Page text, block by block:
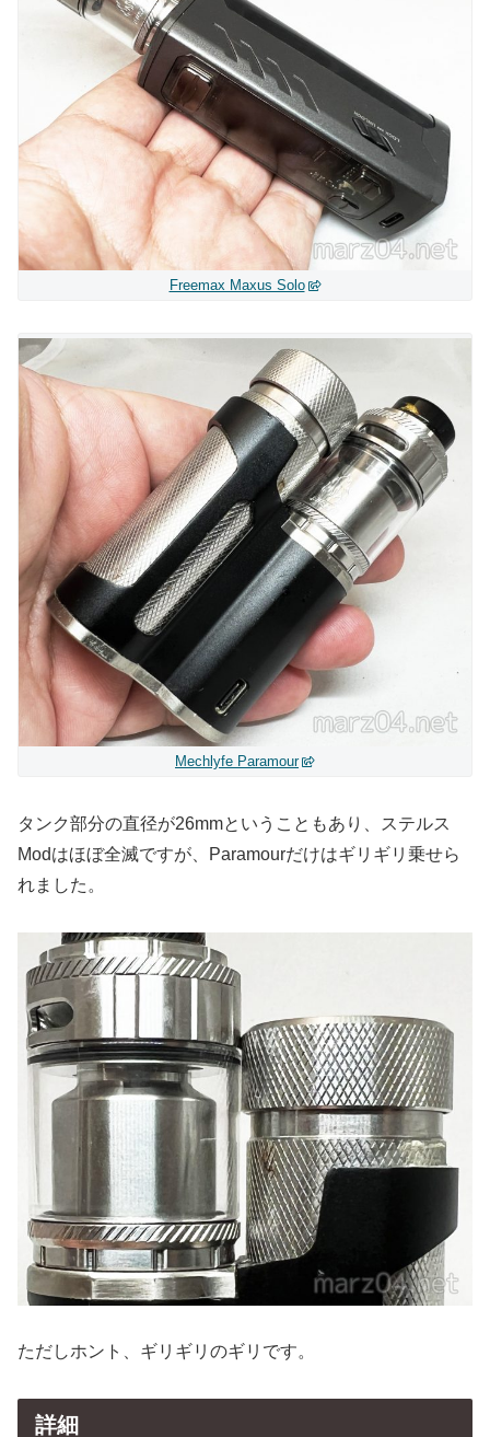
Freemax Maxus Solo
Mechlyfe Paramour
タンク部分の直径が26mmということもあり、ステルス
Modはほぼ全滅ですが、Paramourだけはギリギリ乗せら
れました。
ただしホント、ギリギリのギリです。
詳細